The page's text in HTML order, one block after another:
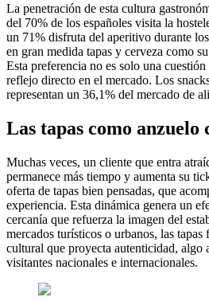
La penetración de esta cultura
del 70% de los españoles visita la
un 71% disfruta del aperitivo durante
en gran medida tapas y cerveza como
Esta preferencia no es solo una
reflejo directo en el mercado. Los
representan un 36,1% del mercado de
Las tapas como anzuelo
Muchas veces, un cliente que entra
permanece más tiempo y aumenta su
oferta de tapas bien pensadas, que
experiencia. Esta dinámica genera un
cercanía que refuerza la imagen del
mercados turísticos o urbanos, las
cultural que proyecta autenticidad, algo
visitantes nacionales e internacionales.